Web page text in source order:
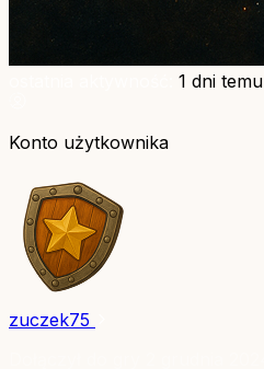
1 dni temu
Konto użytkownika
zuczek75